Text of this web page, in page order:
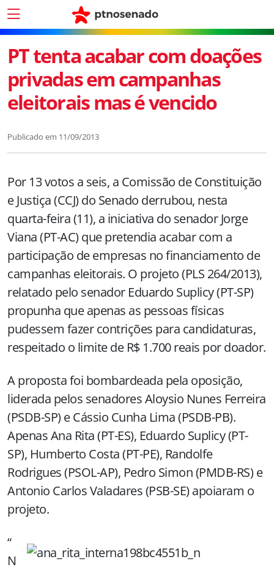
PT tenta acabar com doações
privadas em campanhas
eleitorais mas é vencido
Publicado em 11/09/2013
Por 13 votos a seis, a Comissão de Constituição
e Justiça (CCJ) do Senado derrubou, nesta
quarta-feira (11), a iniciativa do senador Jorge
Viana (PT-AC) que pretendia acabar com a
participação de empresas no financiamento de
campanhas eleitorais. O projeto (PLS 264/2013),
relatado pelo senador Eduardo Suplicy (PT-SP)
propunha que apenas as pessoas físicas
pudessem fazer contrições para candidaturas,
respeitado o limite de R$ 1.700 reais por doador.
A proposta foi bombardeada pela oposição,
liderada pelos senadores Aloysio Nunes Ferreira
(PSDB-SP) e Cássio Cunha Lima (PSDB-PB).
Apenas Ana Rita (PT-ES), Eduardo Suplicy (PT-
SP), Humberto Costa (PT-PE), Randolfe
Rodrigues (PSOL-AP), Pedro Simon (PMDB-RS) e
Antonio Carlos Valadares (PSB-SE) apoiaram o
projeto.
“
N